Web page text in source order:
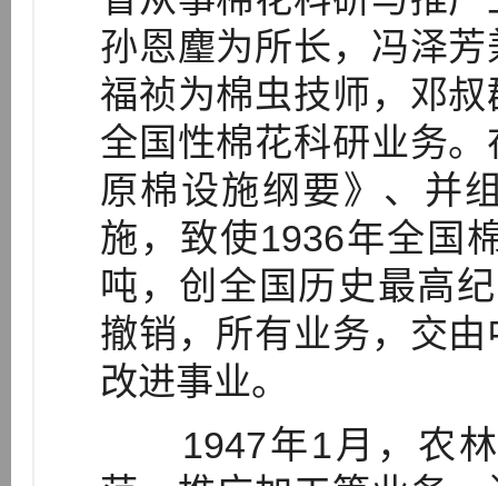
孙恩麈为所长，冯泽
福祯为棉虫技师，邓
全国性棉花科研业务
原棉设施纲要》、并
施，致使1936年全国
吨，创全国历史最高
撤销，所有业务，交
改进事业。
1947年1月，农林